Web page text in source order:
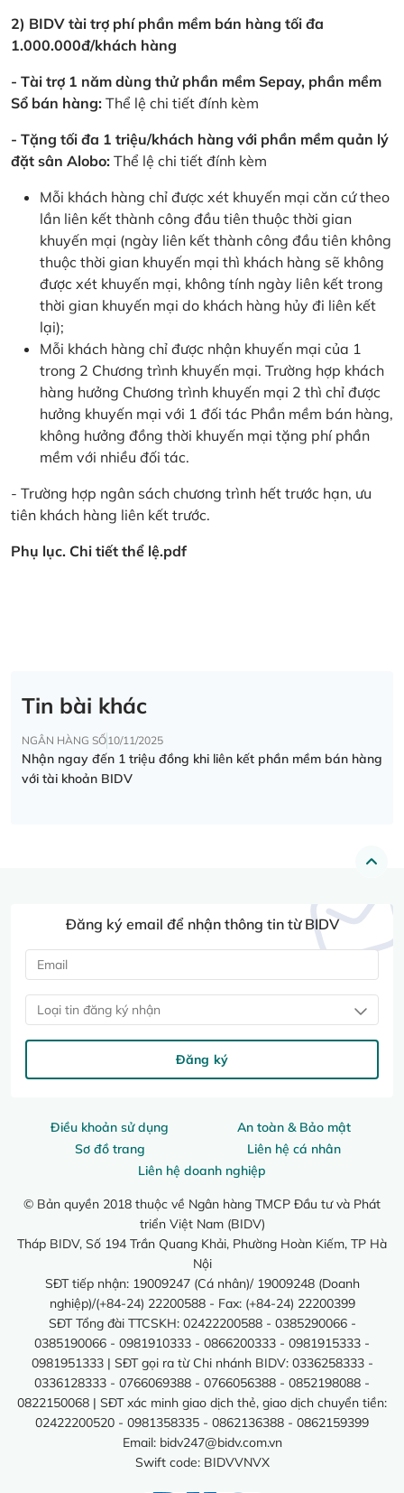
2) BIDV tài trợ phí phần mềm bán hàng tối đa
1.000.000đ/khách hàng
- Tài trợ 1 năm dùng thử phần mềm Sepay, phần mềm
Sổ bán hàng: Thể lệ chi tiết đính kèm
- Tặng tối đa 1 triệu/khách hàng với phần mềm quản lý
đặt sân Alobo: Thể lệ chi tiết đính kèm
Mỗi khách hàng chỉ được xét khuyến mại căn cứ theo
lần liên kết thành công đầu tiên thuộc thời gian
khuyến mại (ngày liên kết thành công đầu tiên không
thuộc thời gian khuyến mại thì khách hàng sẽ không
được xét khuyến mại, không tính ngày liên kết trong
thời gian khuyến mại do khách hàng hủy đi liên kết
lại);
Mỗi khách hàng chỉ được nhận khuyến mại của 1
trong 2 Chương trình khuyến mại. Trường hợp khách
hàng hưởng Chương trình khuyến mại 2 thì chỉ được
hưởng khuyến mại với 1 đối tác Phần mềm bán hàng,
không hưởng đồng thời khuyến mại tặng phí phần
mềm với nhiều đối tác.
- Trường hợp ngân sách chương trình hết trước hạn, ưu
tiên khách hàng liên kết trước.
Phụ lục. Chi tiết thể lệ.pdf
Tin bài khác
NGÂN HÀNG SỐ10/11/2025
Nhận ngay đến 1 triệu đồng khi liên kết phần mềm bán hàng
với tài khoản BIDV
Điều khoản sử dụng
An toàn & Bảo mật
Sơ đồ trang
Liên hệ cá nhân
Liên hệ doanh nghiệp
© Bản quyền 2018 thuộc về Ngân hàng TMCP Đầu tư và Phát
triển Việt Nam (BIDV)
Tháp BIDV, Số 194 Trần Quang Khải, Phường Hoàn Kiếm, TP Hà
Nội
SĐT tiếp nhận: 19009247 (Cá nhân)/ 19009248 (Doanh
nghiệp)/(+84-24) 22200588 - Fax: (+84-24) 22200399
SĐT Tổng đài TTCSKH: 02422200588 - 0385290066 -
0385190066 - 0981910333 - 0866200333 - 0981915333 -
0981951333 | SĐT gọi ra từ Chi nhánh BIDV: 0336258333 -
0336128333 - 0766069388 - 0766056388 - 0852198088 -
0822150068 | SĐT xác minh giao dịch thẻ, giao dịch chuyển tiền:
02422200520 - 0981358335 - 0862136388 - 0862159399
Email: bidv247@bidv.com.vn
Swift code: BIDVVNVX
Đăng ký email để nhận thông tin từ BIDV
Loại tin đăng ký nhận
Đăng ký